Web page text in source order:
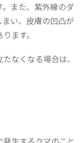
また、紫外線のダ
い、皮膚の凹凸が
ます。
なくなる場合は、